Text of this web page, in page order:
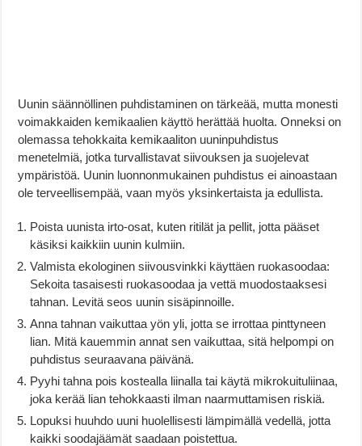
Uunin säännöllinen puhdistaminen on tärkeää, mutta monesti
voimakkaiden kemikaalien käyttö herättää huolta. Onneksi on
olemassa tehokkaita kemikaaliton uuninpuhdistus
menetelmiä, jotka turvallistavat siivouksen ja suojelevat
ympäristöä. Uunin luonnonmukainen puhdistus ei ainoastaan
ole terveellisempää, vaan myös yksinkertaista ja edullista.
Poista uunista irto-osat, kuten ritilät ja pellit, jotta pääset
käsiksi kaikkiin uunin kulmiin.
Valmista ekologinen siivousvinkki käyttäen ruokasoodaa:
Sekoita tasaisesti ruokasoodaa ja vettä muodostaaksesi
tahnan. Levitä seos uunin sisäpinnoille.
Anna tahnan vaikuttaa yön yli, jotta se irrottaa pinttyneen
lian. Mitä kauemmin annat sen vaikuttaa, sitä helpompi on
puhdistus seuraavana päivänä.
Pyyhi tahna pois kostealla liinalla tai käytä mikrokuituliinaa,
joka kerää lian tehokkaasti ilman naarmuttamisen riskiä.
Lopuksi huuhdo uuni huolellisesti lämpimällä vedellä, jotta
kaikki soodajäämät saadaan poistettua.